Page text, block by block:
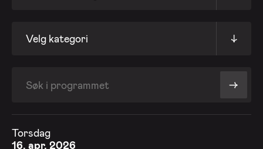
Velg kategori ↓
->
Torsdag
16. apr. 2026